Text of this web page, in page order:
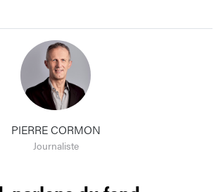
PIERRE CORMON
Journaliste